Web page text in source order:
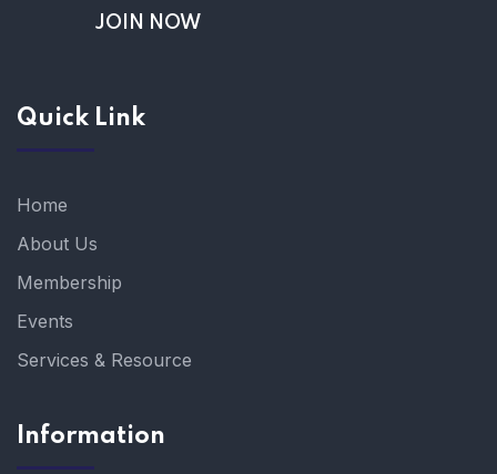
JOIN NOW
Quick Link
Home
About Us
Membership
Events
Services & Resource
Information